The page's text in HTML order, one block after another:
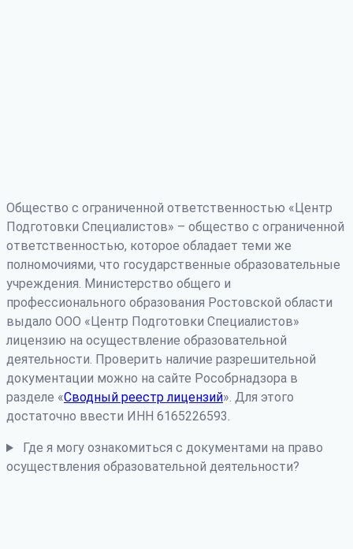
Общество с ограниченной ответственностью «Центр
Подготовки Специалистов» – общество с ограниченной
ответственностью, которое обладает теми же
полномочиями, что государственные образовательные
учреждения. Министерство общего и
профессионального образования Ростовской области
выдало ООО «Центр Подготовки Специалистов»
лицензию на осуществление образовательной
деятельности. Проверить наличие разрешительной
документации можно на сайте Рособрнадзора в
разделе «Сводный реестр лицензий». Для этого
достаточно ввести ИНН 6165226593.
Где я могу ознакомиться с документами на право
осуществления образовательной деятельности?